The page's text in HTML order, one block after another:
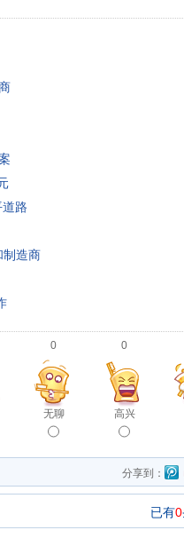
路
制造商
0
无聊
0
高兴
分享到：